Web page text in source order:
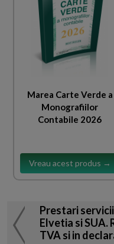
Marea Carte Verde a
Monografiilor
Contabile 2026
Vreau acest produs →
Prestari
Elvetia si SUA.
TVA si in